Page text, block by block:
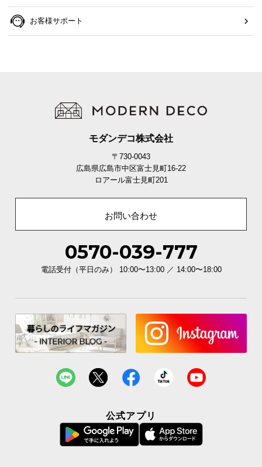
美しいステンレスフレーム
フレームの細かな溶接にもこだわり、背面までこだ
お客様サポート
モダンデコ株式会社
〒730-0043
広島県広島市中区富士見町16-22
ロアール富士見町201
お問い合わせ
0570-039-777
電話受付（平日のみ） 10:00〜13:00 ／ 14:00〜18:00
公式アプリ